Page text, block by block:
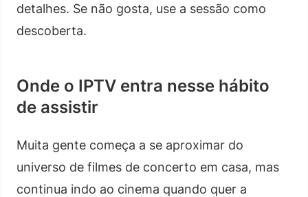
detalhes. Se não gosta, use a sessão como
descoberta.
Onde o IPTV entra nesse hábito
de assistir
Muita gente começa a se aproximar do
universo de filmes de concerto em casa, mas
continua indo ao cinema quando quer a